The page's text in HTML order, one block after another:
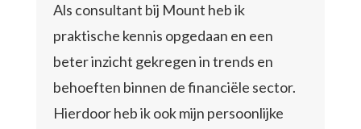
Als consultant bij Mount heb ik
praktische kennis opgedaan en een
beter inzicht gekregen in trends en
behoeften binnen de financiële sector.
Hierdoor heb ik ook mijn persoonlijke